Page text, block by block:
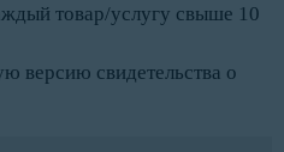
товар/услугу свыше 10
версию свидетельства о